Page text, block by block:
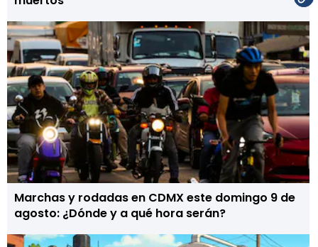
Marchas y rodadas en CDMX este domingo 9 de
agosto: ¿Dónde y a qué hora serán?